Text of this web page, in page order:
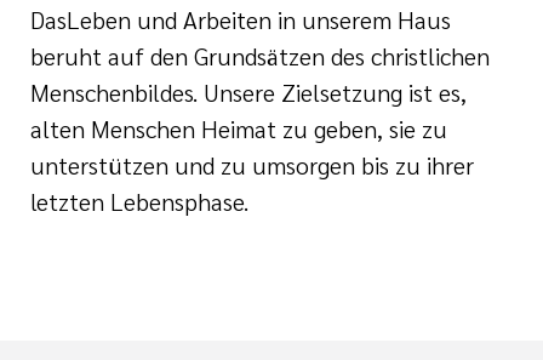
II
DasLeben und Arbeiten in unserem Haus
beruht auf den Grundsätzen des christlichen
Menschenbildes. Unsere Zielsetzung ist es,
alten Menschen Heimat zu geben, sie zu
unterstützen und zu umsorgen bis zu ihrer
letzten Lebensphase.